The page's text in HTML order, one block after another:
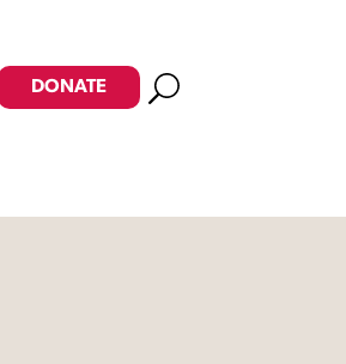
DONATE Search